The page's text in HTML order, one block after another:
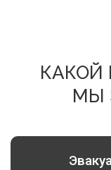
КАКОЙ
МЫ